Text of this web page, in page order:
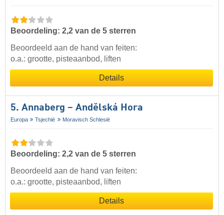
Beoordeling: 2,2 van de 5 sterren
Beoordeeld aan de hand van feiten:
o.a.: grootte, pisteaanbod, liften
Details
5. Annaberg – Andělská Hora
Europa Tsjechië Moravisch Schlesië
Beoordeling: 2,2 van de 5 sterren
Beoordeeld aan de hand van feiten:
o.a.: grootte, pisteaanbod, liften
Details